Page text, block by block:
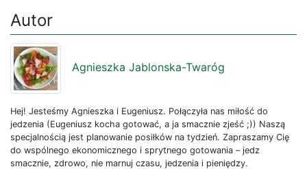
Autor
Agnieszka Jablonska-Twaróg
Hej! Jesteśmy Agnieszka i Eugeniusz. Połączyła nas miłość do
jedzenia (Eugeniusz kocha gotować, a ja smacznie zjeść ;)) Naszą
specjalnością jest planowanie posiłków na tydzień. Zapraszamy Cię
do wspólnego ekonomicznego i sprytnego gotowania – jedz
smacznie, zdrowo, nie marnuj czasu, jedzenia i pieniędzy.